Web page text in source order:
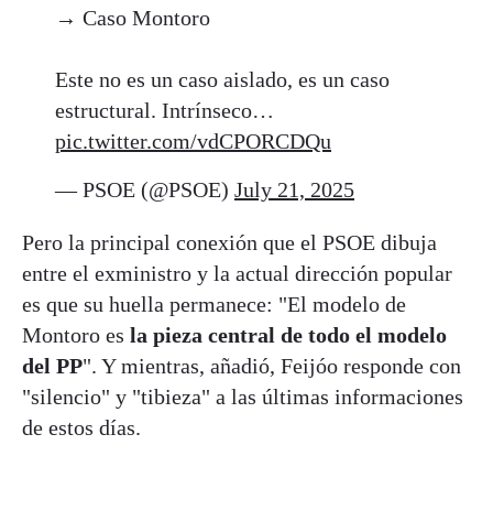
→ Caso Montoro
Este no es un caso aislado, es un caso
estructural. Intrínseco…
pic.twitter.com/vdCPORCDQu
— PSOE (@PSOE) July 21, 2025
Pero la principal conexión que el PSOE dibuja
entre el exministro y la actual dirección popular
es que su huella permanece: "El modelo de
Montoro es la pieza central de todo el modelo
del PP". Y mientras, añadió, Feijóo responde con
"silencio" y "tibieza" a las últimas informaciones
de estos días.